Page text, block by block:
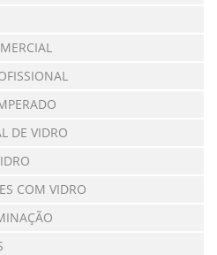
DE VIDRO
COM VIDRO